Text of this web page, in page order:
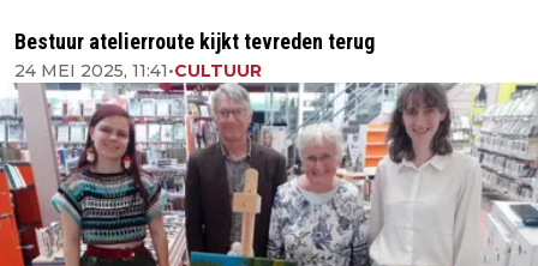
Bestuur atelierroute kijkt tevreden terug
24 MEI 2025, 11:41•CULTUUR